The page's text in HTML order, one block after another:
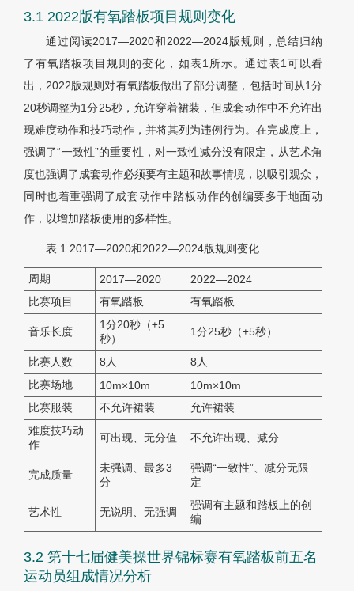
3.1 2022版有氧踏板项目规则变化
通过阅读2017—2020和2022—2024版规则，总结归纳
了有氧踏板项目规则的变化，如表1所示。通过表1可以看
出，2022版规则对有氧踏板做出了部分调整，包括时间从1分
20秒调整为1分25秒，允许穿着裙装，但成套动作中不允许出
现难度动作和技巧动作，并将其列为违例行为。在完成度上，
强调了“一致性”的重要性，对一致性减分没有限定，从艺术角
度也强调了成套动作必须要有主题和故事情境，以吸引观众，
同时也着重强调了成套动作中踏板动作的创编要多于地面动
作，以增加踏板使用的多样性。
表 1 2017—2020和2022—2024版规则变化
周期 2017—2020
2022—2024
比赛项目
有氧踏板 有氧踏板
音乐长度
1分20秒（±5
秒）
1分25秒（±5秒）
比赛人数 8人
8人
比赛场地
10m×10m
10m×10m
比赛服装
不允许裙装
允许裙装
难度技巧动
作
可出现、无分值 不允许出现、减分
完成质量
未强调、最多3
分
强调“一致性”、减分无限
定
艺术性 无说明、无强调
强调有主题和踏板上的创
编
3.2 第十七届健美操世界锦标赛有氧踏板前五名
运动员组成情况分析